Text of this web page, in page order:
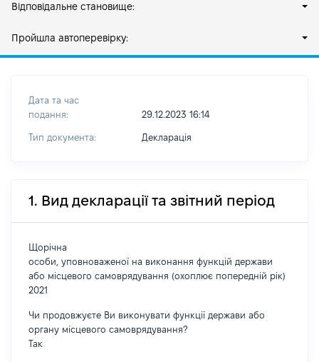
Відповідальне становище:
Пройшла автоперевірку:
Дата та час
подання:
29.12.2023 16:14
Тип документа: Декларація
1. Вид декларації та звітний період
Щорічна
особи, уповноваженої на виконання функцій держави
або місцевого самоврядування (охоплює попередній рік)
2021
Чи продовжуєте Ви виконувати функції держави або
органу місцевого самоврядування?
Так